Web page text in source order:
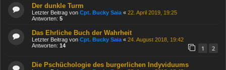
Der dunkle Turm
Letzter Beitrag von Cpt. Bucky Saia « 22. April 2019, 19:25
Antworten: 5
Das Ehrliche Buch der Wahrheit
Letzter Beitrag von Cpt. Bucky Saia « 24. August 2018, 19:42
Antworten: 14 1 2
Die Pschüchologie des burgerlichen Indyviduums